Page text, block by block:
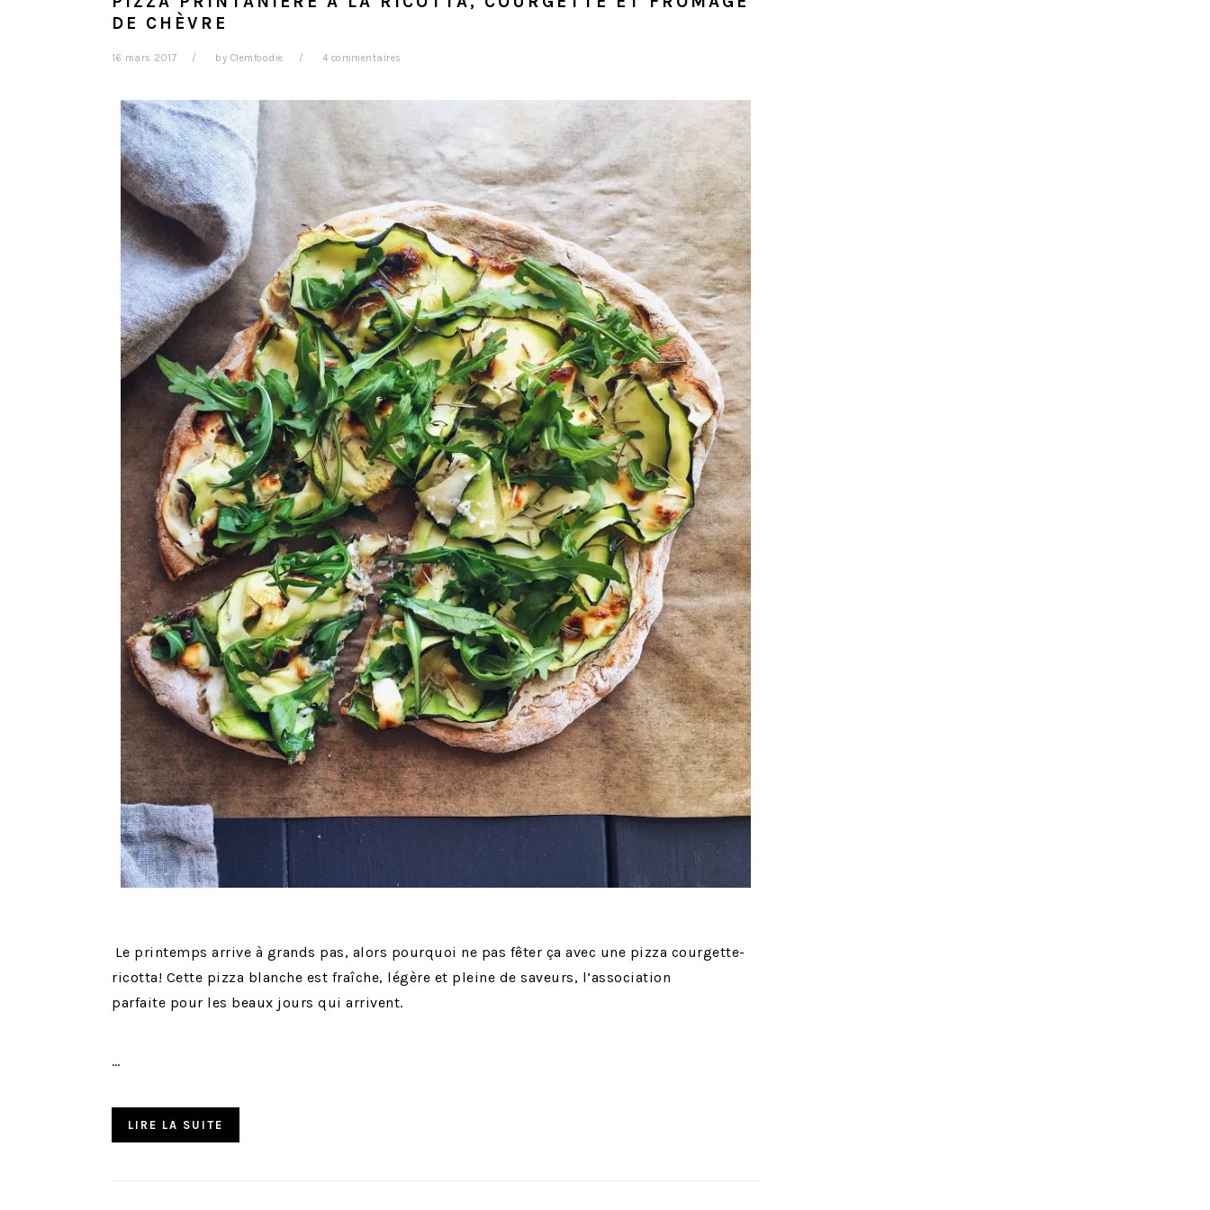
DE CHÈVRE
16 mars 2017 by Clemfoodie 4 commentaires
Le printemps arrive à grands pas, alors pourquoi ne pas fêter ça avec une pizza courgette-
ricotta! Cette pizza blanche est fraîche, légère et pleine de saveurs, l’association
parfaite pour les beaux jours qui arrivent.
…
LIRE LA SUITE